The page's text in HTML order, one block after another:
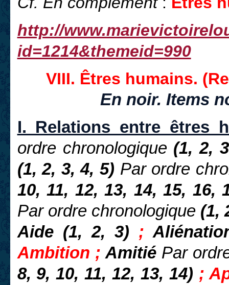
http://
id=1214&themeid=990
VIII. Êtres humains.
En noir. Items
I. Relations entre êtres
ordre chronologique(1, 2,
(1, 2, 3, 4, 5) Par ordre
10, 11, 12, 13, 14, 15, 16,
Par ordre chronologique (1,
Aide (1, 2, 3) ;
Ambition ; Amitié Par
8, 9, 10, 11, 12, 13, 14) ;